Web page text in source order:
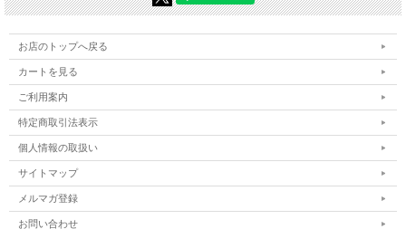
お店のトップへ戻る
カートを見る
ご利用案内
特定商取引法表示
個人情報の取扱い
サイトマップ
メルマガ登録
お問い合わせ